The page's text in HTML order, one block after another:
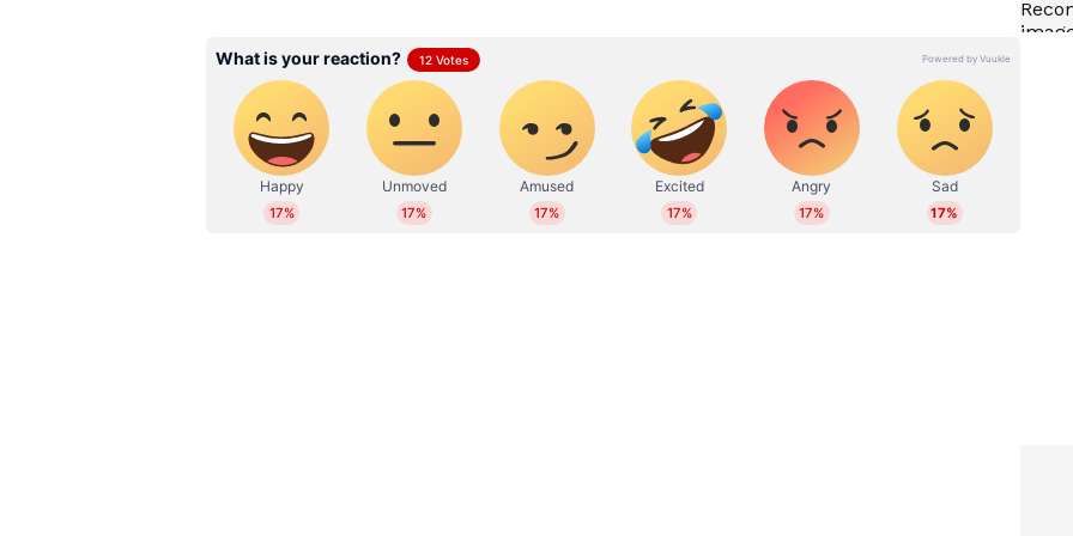
ST
17 വർഷമായി മാധ്യമപ്രവർത്തനരം​ഗത്ത് ജോലി. വിവിധ ഓൺലൈൻ മീഡിയകളിലും മാ​
ഗസിനുകളിലും ജോലി ചെയ്തു. 2018 ൽ ഏഷ്യാനെറ്റ് ന്യൂസ് ഓൺലൈനിൽ ജോയിൻ
ചെയ്തു. ഇപ്പോൾ സീനിയർ സബ് എ‍ഡിറ്റർ